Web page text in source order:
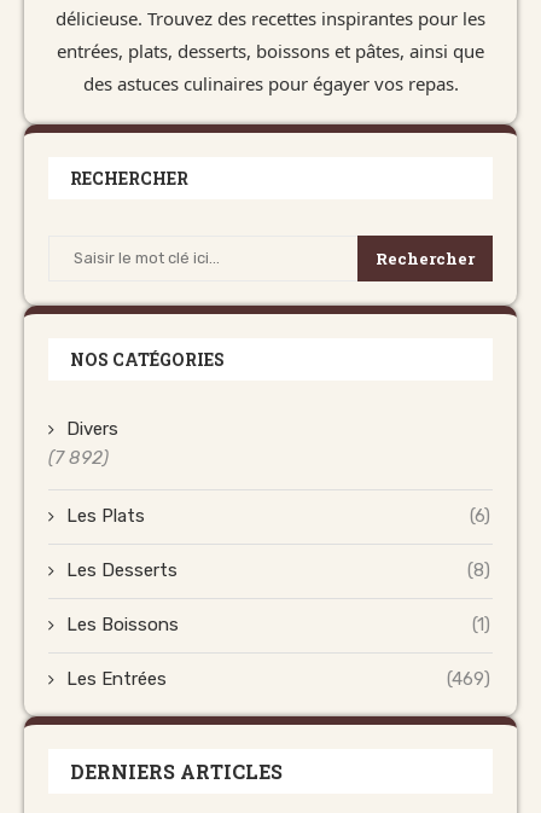
délicieuse. Trouvez des recettes inspirantes pour les
entrées, plats, desserts, boissons et pâtes, ainsi que
des astuces culinaires pour égayer vos repas.
RECHERCHER
Rechercher
NOS CATÉGORIES
Divers
(7 892)
Les Plats (6)
Les Desserts (8)
Les Boissons (1)
Les Entrées (469)
DERNIERS ARTICLES